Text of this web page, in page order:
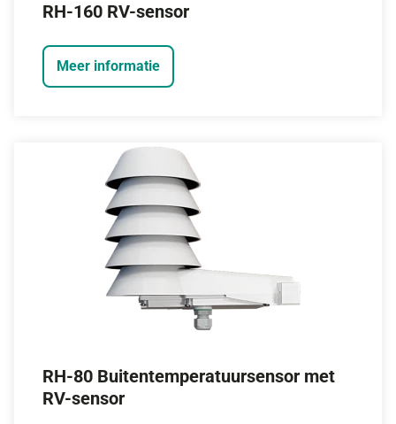
RH-160 RV-sensor
Meer informatie
RH-80 Buitentemperatuursensor met
RV-sensor